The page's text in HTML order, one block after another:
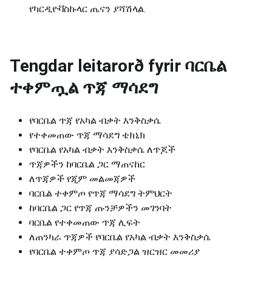
የካርዲዮቫስኩላር ጤናን ያሻሽላል.
Tengdar leitarorð fyrir ባርቤል
ተቀምጧል ጥጃ ማሳደግ
የባርቤል ጥጃ የአካል ብቃት እንቅስቃሴ
የተቀመጠው ጥጃ ማሳደግ ቴክኒክ
የባርቤል የአካል ብቃት እንቅስቃሴ ለጥጆች
ጥጃዎችን ከባርቤል ጋር ማጠናከር
ለጥጃዎች የጂም መልመጃዎች
ባርቤል ተቀምጦ የጥጃ ማሳደግ ትምህርት
ከባርቤል ጋር የጥጃ ጡንቻዎችን መገንባት
ባርቤል የተቀመጠው ጥጃ ሊፍት
ለጠንካራ ጥጃዎች የባርቤል የአካል ብቃት እንቅስቃሴ
የባርቤል ተቀምጦ ጥጃ ያሳድጋል ዝርዝር መመሪያ